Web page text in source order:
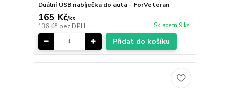
Duální USB nabíječka do auta - ForVeteran
165 Kč/ks
136 Kč bez DPH Skladem 9 ks
Přidat do košíku